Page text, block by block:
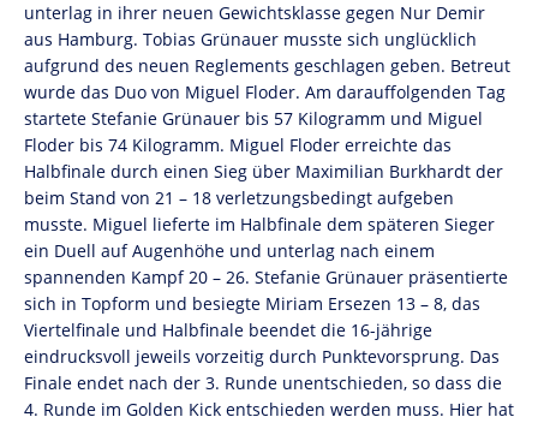
unterlag in ihrer neuen Gewichtsklasse gegen Nur Demir
aus Hamburg. Tobias Grünauer musste sich unglücklich
aufgrund des neuen Reglements geschlagen geben. Betreut
wurde das Duo von Miguel Floder. Am darauffolgenden Tag
startete Stefanie Grünauer bis 57 Kilogramm und Miguel
Floder bis 74 Kilogramm. Miguel Floder erreichte das
Halbfinale durch einen Sieg über Maximilian Burkhardt der
beim Stand von 21 – 18 verletzungsbedingt aufgeben
musste. Miguel lieferte im Halbfinale dem späteren Sieger
ein Duell auf Augenhöhe und unterlag nach einem
spannenden Kampf 20 – 26. Stefanie Grünauer präsentierte
sich in Topform und besiegte Miriam Ersezen 13 – 8, das
Viertelfinale und Halbfinale beendet die 16-jährige
eindrucksvoll jeweils vorzeitig durch Punktevorsprung. Das
Finale endet nach der 3. Runde unentschieden, so dass die
4. Runde im Golden Kick entschieden werden muss. Hier hat